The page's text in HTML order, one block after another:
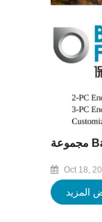
Oct 18,
المزيد